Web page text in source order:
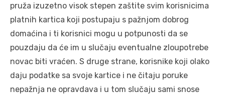
pruža izuzetno visok stepen zaštite svim korisnicima
platnih kartica koji postupaju s pažnjom dobrog
domaćina i ti korisnici mogu u potpunosti da se
pouzdaju da će im u slučaju eventualne zloupotrebe
novac biti vraćen. S druge strane, korisnike koji olako
daju podatke sa svoje kartice i ne čitaju poruke
nepažnja ne opravdava i u tom slučaju sami snose